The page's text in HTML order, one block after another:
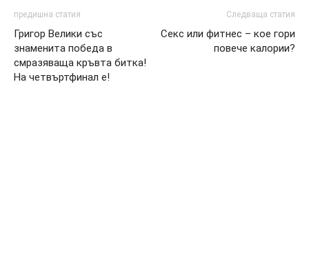
предишна статия
Григор Велики със
знаменита победа в
смразяваща кръвта битка!
На четвъртфинал е!
Следваща статия
Секс или фитнес – кое гори
повече калории?